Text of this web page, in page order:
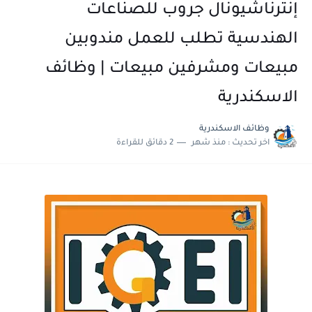
إنترناشيونال جروب للصناعات
الهندسية تطلب للعمل مندوبين
مبيعات ومشرفين مبيعات | وظائف
الاسكندرية
وظائف الاسكندرية
اخر تحديث : منذ شهر 2 دقائق للقراءة